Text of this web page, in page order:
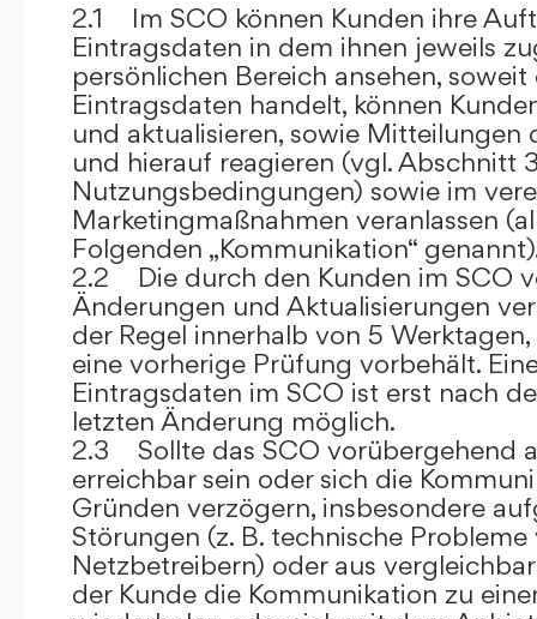
2.1 Im SCO können Kunden ihre
Eintragsdaten in dem ihnen jeweils
persönlichen Bereich ansehen,
Eintragsdaten handelt, können
und aktualisieren, sowie Mitteilungen
und hierauf reagieren (vgl. Abschnitt
Nutzungsbedingungen) sowie im
Marketingmaßnahmen veranlassen
Folgenden „Kommunikation“
2.2 Die durch den Kunden im SCO
Änderungen und Aktualisierungen
der Regel innerhalb von 5
eine vorherige Prüfung vorbehält.
Eintragsdaten im SCO ist erst nach
letzten Änderung möglich.
2.3 Sollte das SCO vorübergehend
erreichbar sein oder sich die
Gründen verzögern, insbesondere
Störungen (z. B. technische
Netzbetreibern) oder aus
der Kunde die Kommunikation zu